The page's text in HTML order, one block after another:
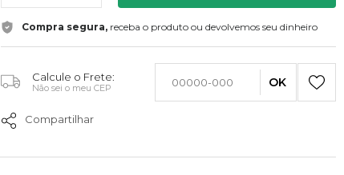
Compra segura, receba o produto ou devolvemos seu dinheiro
Calcule o Frete:
Não sei o meu CEP OK
Compartilhar